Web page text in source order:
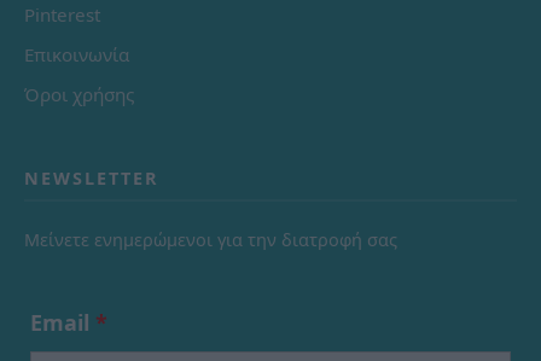
Pinterest
Επικοινωνία
Όροι χρήσης
NEWSLETTER
Μείνετε ενημερώμενοι για την διατροφή σας
Email *